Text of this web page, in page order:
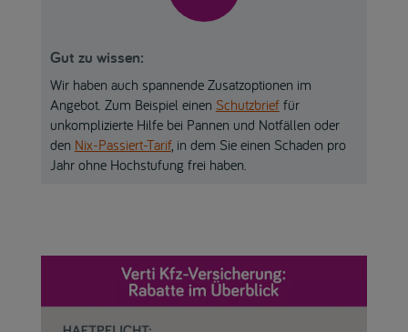
Gut zu wissen:
Wir haben auch spannende Zusatzoptionen im
Angebot. Zum Beispiel einen Schutzbrieffür
unkomplizierte Hilfe bei Pannen und Notfällen oder
den Nix-Passiert-Tarif, in dem Sie einen Schaden pro
Jahr ohne Hochstufung frei haben.